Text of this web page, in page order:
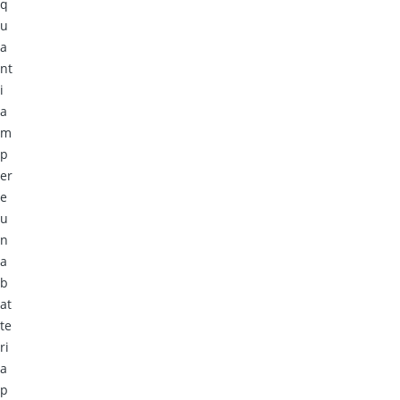
q
u
a
nt
i
a
m
p
er
e
u
n
a
b
at
te
ri
a
p